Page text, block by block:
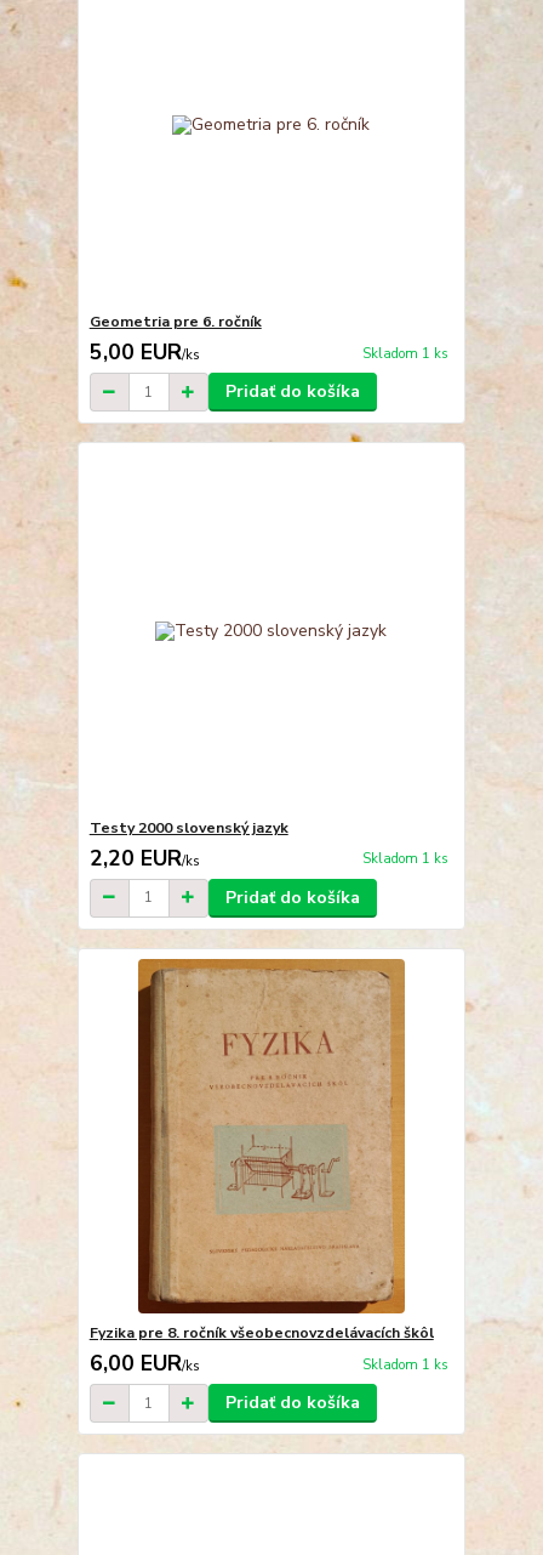
Geometria pre 6. ročník
5,00 EUR/ks Skladom 1 ks
Pridať do košíka
Testy 2000 slovenský jazyk
2,20 EUR/ks Skladom 1 ks
Pridať do košíka
Fyzika pre 8. ročník všeobecnovzdelávacích škôl
6,00 EUR/ks Skladom 1 ks
Pridať do košíka